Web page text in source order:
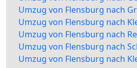
Umzug von Flensburg nach
Umzug von Flensburg nach
Umzug von Flensburg nach
Umzug von Flensburg nach
Umzug von Flensburg nach